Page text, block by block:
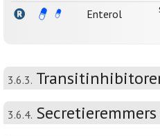
Enterol
3.6.3.
3.6.4. Secretieremmers